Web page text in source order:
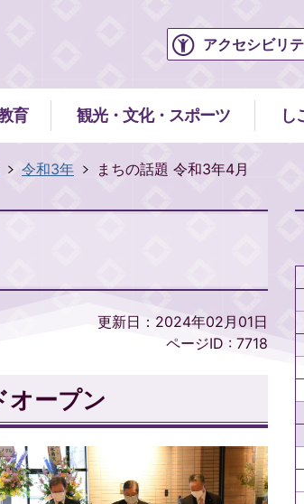
アクセシビリ
育 観光・文化・スポーツ し
令和3年 まちの話題 令和3年4月
更新日：2024年02月01日
ページID : 7718
オープン